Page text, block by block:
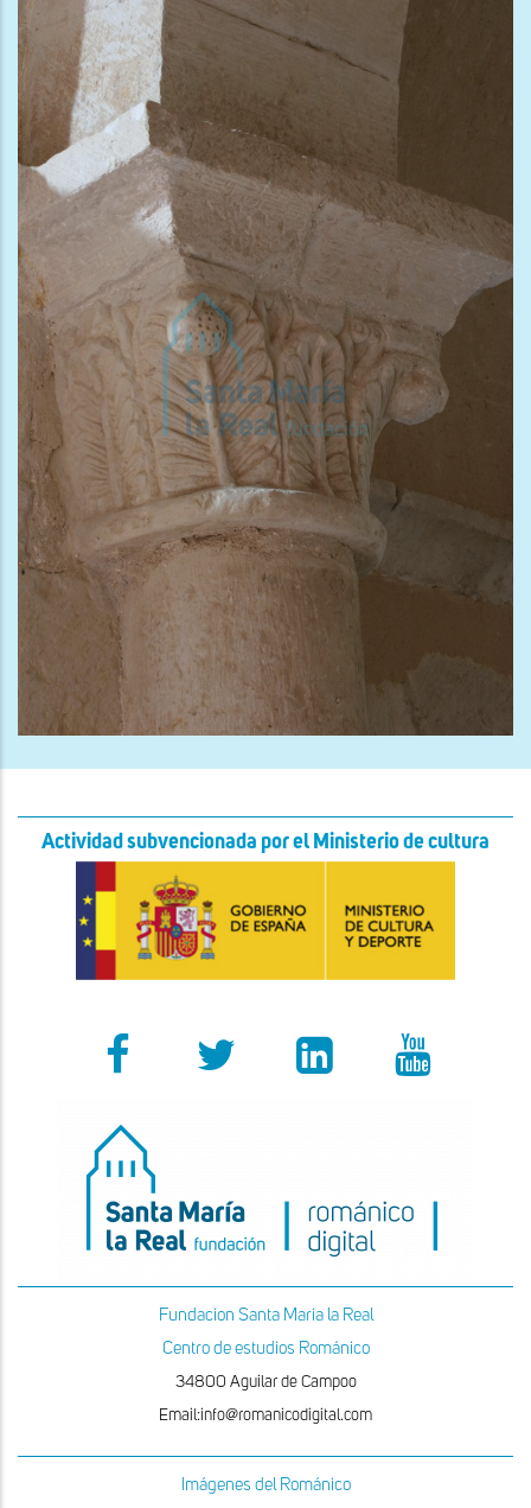
Actividad subvencionada por el Ministerio de cultura
Fundacion Santa Maria la Real
Centro de estudios Románico
34800 Aguilar de Campoo
Email:info@romanicodigital.com
Imágenes del Románico